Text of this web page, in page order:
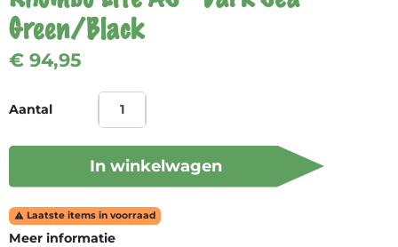
Green/Black
€ 94,95
Aantal
In winkelwagen
 Laatste items in voorraad
Meer informatie